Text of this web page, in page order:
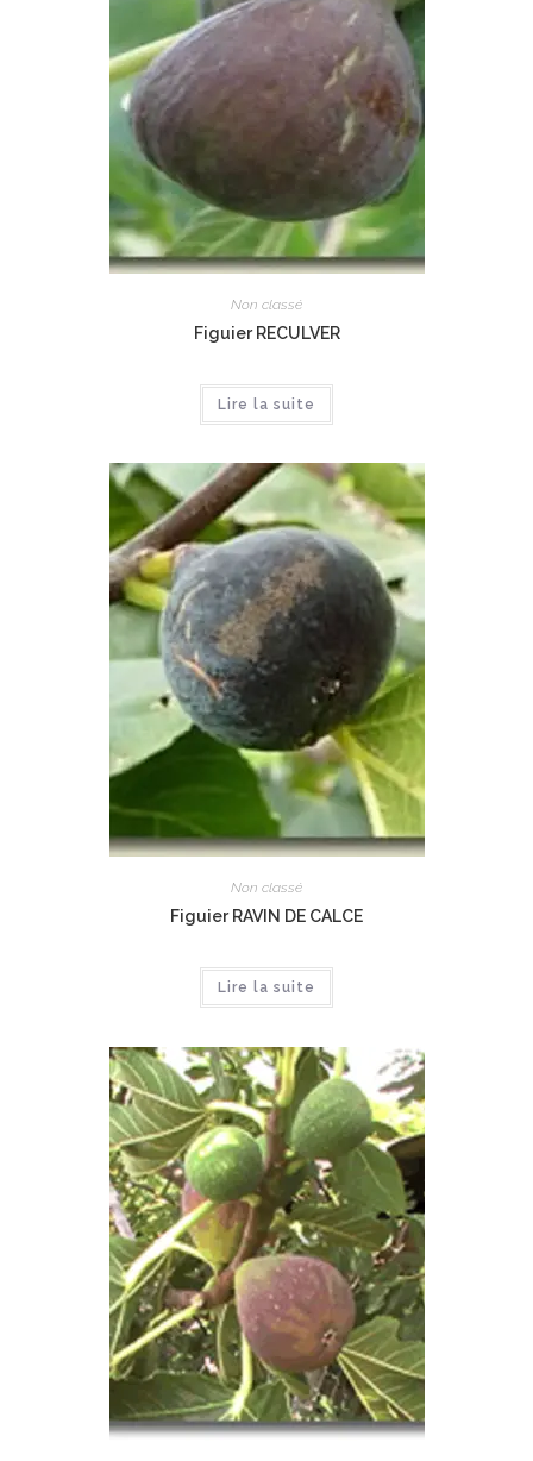
Non classé
Figuier RECULVER
Lire la suite
Non classé
Figuier RAVIN DE CALCE
Lire la suite